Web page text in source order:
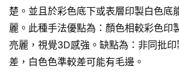
楚。並且於彩色底下或表層印製白色底
麗。此種手法優點為：顏色相較彩色印
亮麗，視覺3D感強。缺點為：非同批
差，白色色準較差可能有毛邊。